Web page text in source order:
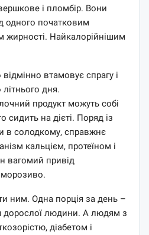
і пломбір. Вони
одного початковим
жирності. Найкалорійнішим
втамовує спрагу і
дня.
продукт можуть собі
сидить на дієті. Поряд із
в солодкому, справжнє
кальцієм, протеїном і
вагомий привід
ним. Одна порція за день –
дорослої людини. А людям з
діабетом і